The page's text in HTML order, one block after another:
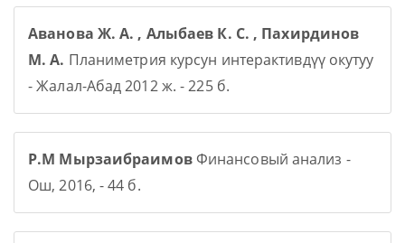
Аванова Ж. А. , Алыбаев К. С. , Пахирдинов
М. А. Планиметрия курсун интерактивдүү окутуу
- Жалал-Абад 2012 ж. - 225 б.
Р.М МырзаибраимовФинансовый анализ -
Ош, 2016, - 44 б.